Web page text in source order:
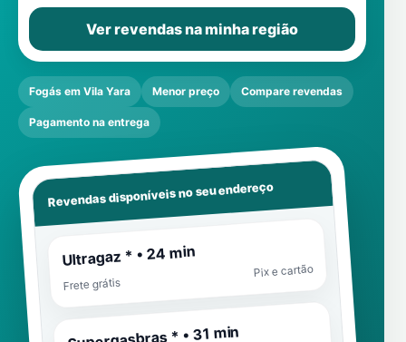
Ver revendas na minha região
Fogás em Vila Yara Menor preço Compare revendas
Pagamento na entrega
Revendas disponíveis no seu endereço
Ultragaz * • 24 min
Frete grátis
Pix e cartão